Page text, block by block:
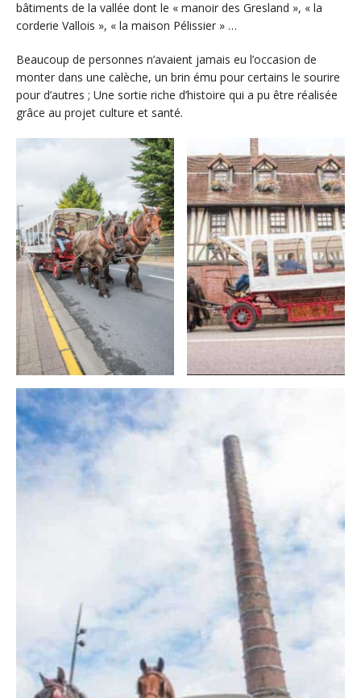
bâtiments de la vallée dont le « manoir des Gresland », « la
corderie Vallois », « la maison Pélissier » …
Beaucoup de personnes n’avaient jamais eu l’occasion de
monter dans une calèche, un brin ému pour certains le sourire
pour d’autres ; Une sortie riche d’histoire qui a pu être réalisée
grâce au projet culture et santé.